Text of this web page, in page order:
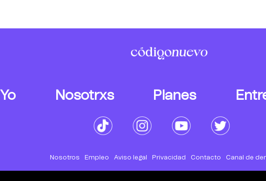
Yo Nosotrxs Planes
Nosotros Empleo Aviso legal Privacidad Contacto Canal de